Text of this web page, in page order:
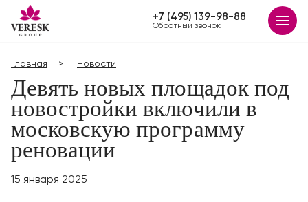
+7 (495) 139-98-88
Обратный звонок
Главная Новости
Девять новых площадок под
новостройки включили в
московскую программу
реновации
15 января 2025